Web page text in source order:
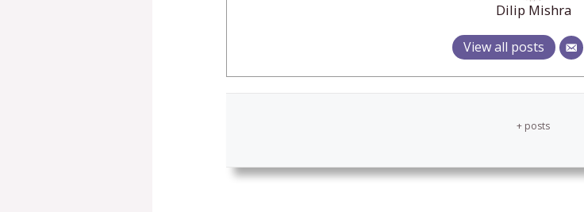
Dilip Mishra
View all posts
+ posts